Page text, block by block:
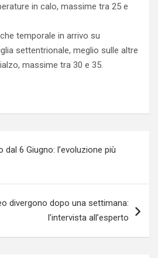
in calo, massime tra 25 e
temporale in arrivo su
settentrionale, meglio sulle altre
massime tra 30 e 35.
6 Giugno: l’evoluzione più
divergono dopo una settimana:
l’intervista all’esperto